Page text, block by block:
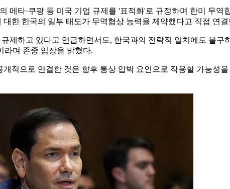
메타·쿠팡 등 미국 기업 규제를 '표적화'로 규정하며 한미 무
한 한국의 일부 태도가 무역협상 능력을 제약했다고 직접 연결
제하고 있다고 언급하면서도, 한국과의 전략적 일치에도 불
라며 존중 입장을 밝혔다.
적으로 연결한 것은 향후 통상 압박 요인으로 작용할 가능성